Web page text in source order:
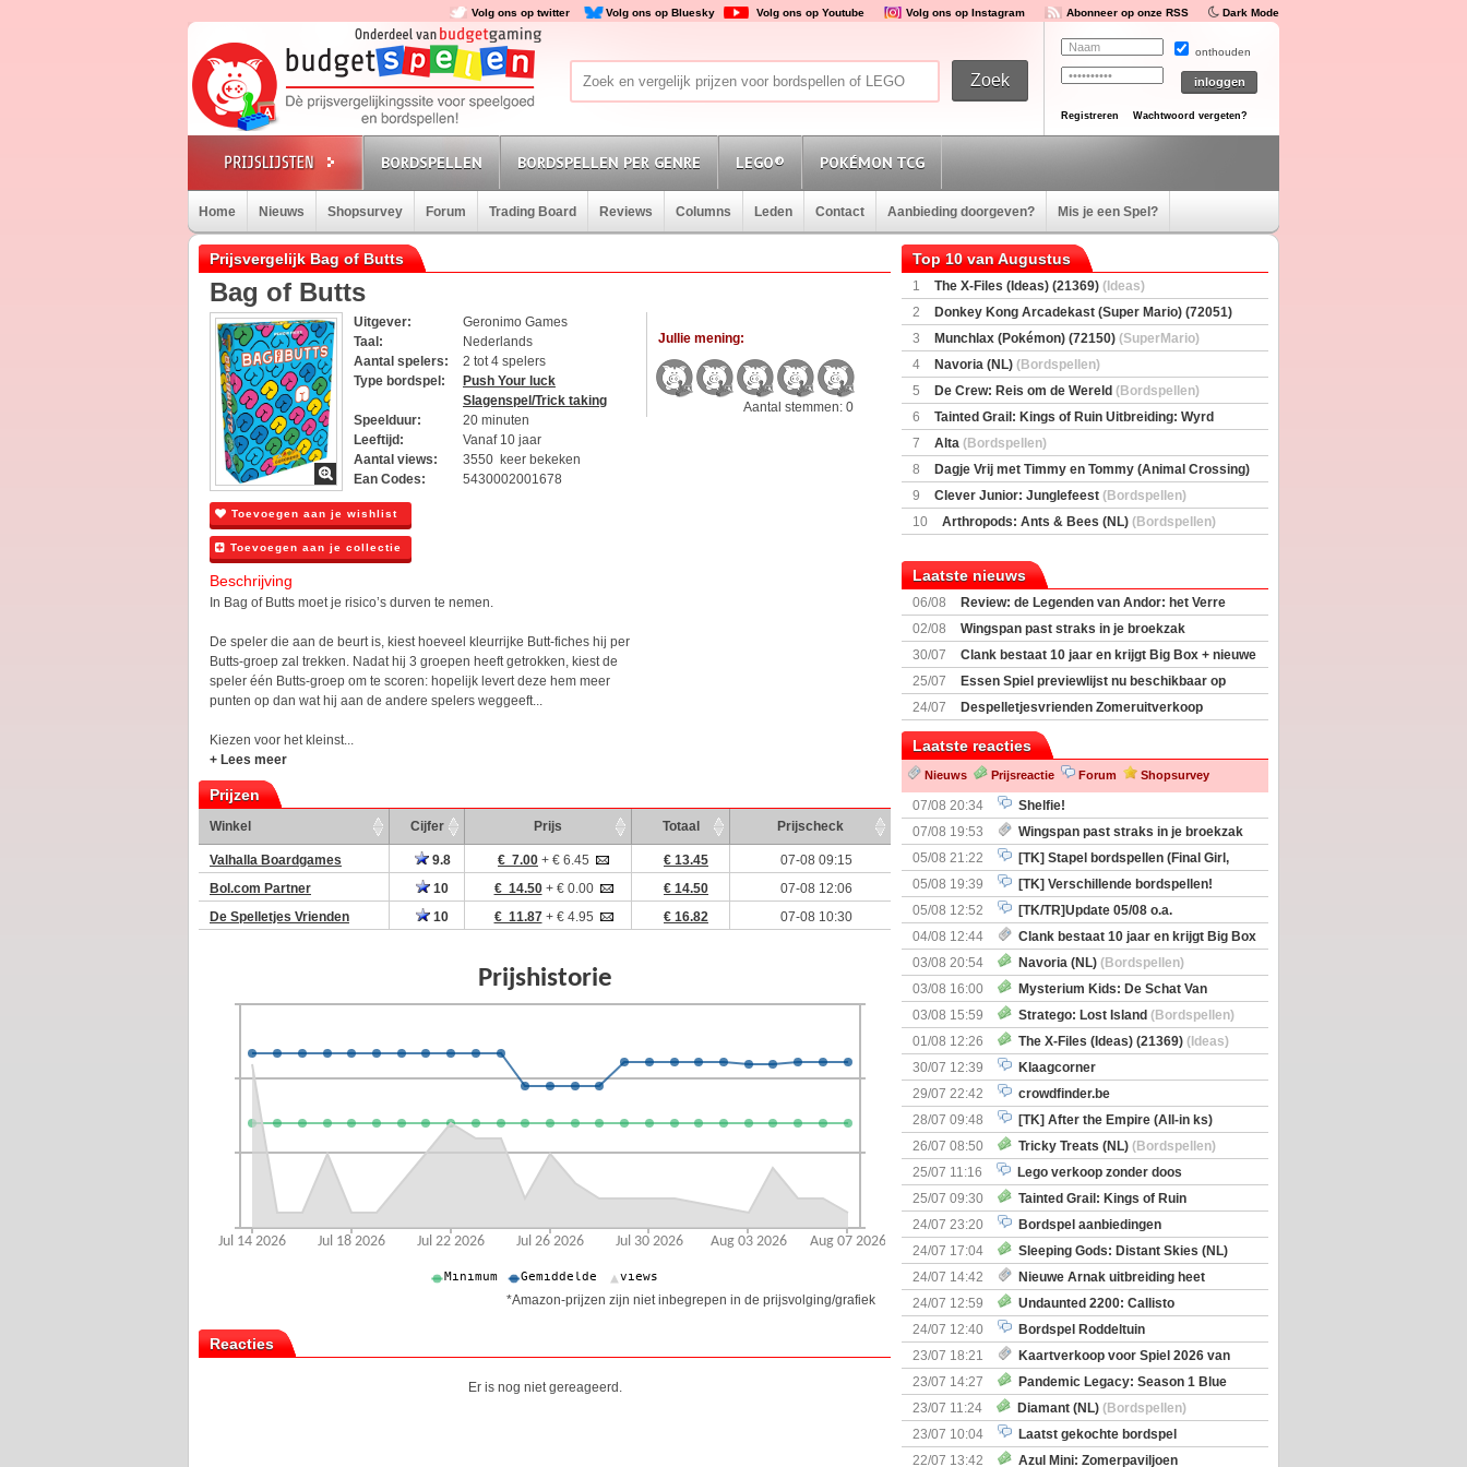
Volg ons op twitter Volg ons op Bluesky Volg ons op Youtube Volg ons op Instagram Abonneer op onze RSS Dark Mode
onthouden
Registreren Wachtwoord vergeten?
BORDSPELLEN BORDSPELLEN PER GENRE LEGO® POKÉMON TCG
Home Nieuws Shopsurvey Forum Trading Board Reviews Columns Leden Contact Aanbieding doorgeven? Mis je een Spel?
Prijsvergelijk Bag of Butts
Bag of Butts
Uitgever:
Geronimo Games
Taal:
Nederlands
Aantal spelers:
2 tot 4 spelers
Type bordspel:
Push Your luck
Slagenspel/Trick taking
Speelduur:
20 minuten
Leeftijd:
Vanaf 10 jaar
Aantal views:
3550 keer bekeken
Ean Codes:
5430002001678
Toevoegen aan je wishlist
Toevoegen aan je collectie
Beschrijving
In Bag of Butts moet je risico’s durven te nemen.
De speler die aan de beurt is, kiest hoeveel kleurrijke Butt-fiches hij per
Butts-groep zal trekken. Nadat hij 3 groepen heeft getrokken, kiest de
speler één Butts-groep om te scoren: hopelijk levert deze hem meer
punten op dan wat hij aan de andere spelers weggeeft...
Kiezen voor het kleinst...
+ Lees meer
Jullie mening:
Aantal stemmen: 0
Prijzen
Winkel Cijfer Prijs Totaal Prijscheck
Valhalla Boardgames 9.8 € 7.00 + € 6.45 € 13.45
07-08 09:15
Bol.com Partner
10 € 14.50+ € 0.00 € 14.50
07-08 12:06
De Spelletjes Vrienden
10 € 11.87+ € 4.95 € 16.82 07-08 10:30
*Amazon-prijzen zijn niet inbegrepen in de prijsvolging/grafiek
Reacties
Er is nog niet gereageerd.
Top 10 van Augustus
1 The X-Files (Ideas) (21369) (Ideas)
2
Donkey Kong Arcadekast (Super Mario) (72051)
(SuperMario)
3 Munchlax (Pokémon) (72150) (SuperMario)
4
Navoria (NL) (Bordspellen)
5
De Crew: Reis om de Wereld (Bordspellen)
6
Tainted Grail: Kings of Ruin Uitbreiding: Wyrd
Encounters(Bordspellen)
7 Alta (Bordspellen)
8
Dagje Vrij met Timmy en Tommy (Animal Crossing)
(77059)(Ideas)
9 Clever Junior: Junglefeest (Bordspellen)
10
Arthropods: Ants & Bees (NL) (Bordspellen)
Laatste nieuws
06/08
Review: de Legenden van Andor: het Verre
Land
02/08
Wingspan past straks in je broekzak
30/07
Clank bestaat 10 jaar en krijgt Big Box + nieuwe
uitbreiding
25/07
Essen Spiel previewlijst nu beschikbaar op
Boardgamegeek
24/07
Despelletjesvrienden Zomeruitverkoop
Laatste reacties
Nieuws Prijsreactie Forum Shopsurvey
07/08 20:34
Shelfie!
07/08 19:53
Wingspan past straks in je broekzak
05/08 21:22
[TK] Stapel bordspellen (Final Girl,
Nemesis Retaliation, Zombicide Invader)
05/08 19:39
[TK] Verschillende bordspellen!
05/08 12:52
[TK/TR]Update 05/08 o.a.
Prijsverlagingen, Imperium Horizons, 20 Strong
04/08 12:44
Clank bestaat 10 jaar en krijgt Big Box
+ nieuwe uitbreiding
03/08 20:54 Navoria (NL) (Bordspellen)
03/08 16:00
Mysterium Kids: De Schat Van
Kapitein Boe
(Bordspellen)
03/08 15:59 Stratego: Lost Island (Bordspellen)
01/08 12:26
The X-Files (Ideas) (21369) (Ideas)
30/07 12:39
Klaagcorner
29/07 22:42
crowdfinder.be
28/07 09:48
[TK] After the Empire (All-in ks)
26/07 08:50
Tricky Treats (NL) (Bordspellen)
25/07 11:16
Lego verkoop zonder doos
25/07 09:30
Tainted Grail: Kings of Ruin
Uitbreiding: Wyrd Encounters(Bordspellen)
24/07 23:20
Bordspel aanbiedingen
24/07 17:04
Sleeping Gods: Distant Skies (NL)
(Bordspellen)
24/07 14:42
Nieuwe Arnak uitbreiding heet
Surprise Shipments
24/07 12:59
Undaunted 2200: Callisto
(Bordspellen)
24/07 12:40
Bordspel Roddeltuin
23/07 18:21
Kaartverkoop voor Spiel 2026 van
start
23/07 14:27
Pandemic Legacy: Season 1 Blue
(Bordspellen)
23/07 11:24 Diamant (NL) (Bordspellen)
23/07 10:04
Laatst gekochte bordspel
22/07 13:42
Azul Mini: Zomerpaviljoen